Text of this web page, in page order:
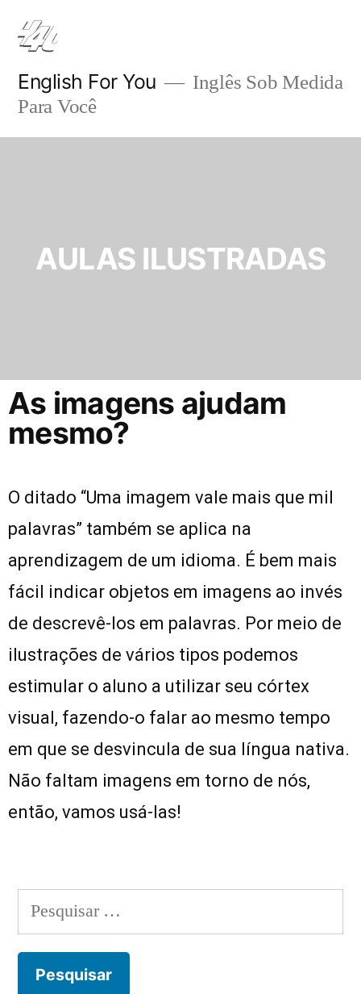
English For You
Inglês Sob Medida
Para Você
AULAS ILUSTRADAS
As imagens ajudam
mesmo?
O ditado “Uma imagem vale mais que mil
palavras” também se aplica na
aprendizagem de um idioma. É bem mais
fácil indicar objetos em imagens ao invés
de descrevê-los em palavras. Por meio de
ilustrações de vários tipos podemos
estimular o aluno a utilizar seu córtex
visual, fazendo-o falar ao mesmo tempo
em que se desvincula de sua língua nativa.
Não faltam imagens em torno de nós,
então, vamos usá-las!